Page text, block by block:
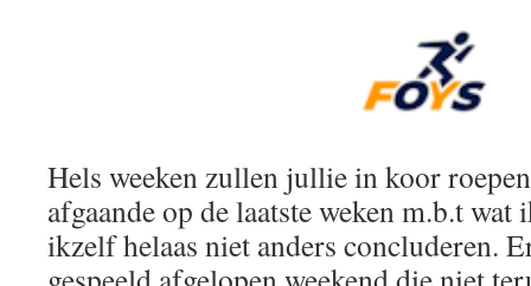
Hels weeken zullen jullie in koor
afgaande op de laatste weken m.b.t
ikzelf helaas niet anders concluderen.